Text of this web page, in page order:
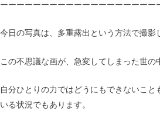
ーーーーーーーーーーーーーーーーーーー
今日の写真は、多重露出という方法で撮影
この不思議な画が、急変してしまった世の
自分ひとりの力ではどうにもできないこ
いる状況でもあります。